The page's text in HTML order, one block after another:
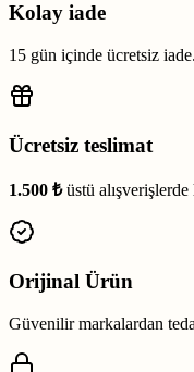
Kolay iade
15 gün içinde ücretsiz iade.
Ücretsiz teslimat
1.500 ₺üstü alışverişlerde
Orijinal Ürün
Güvenilir markalardan